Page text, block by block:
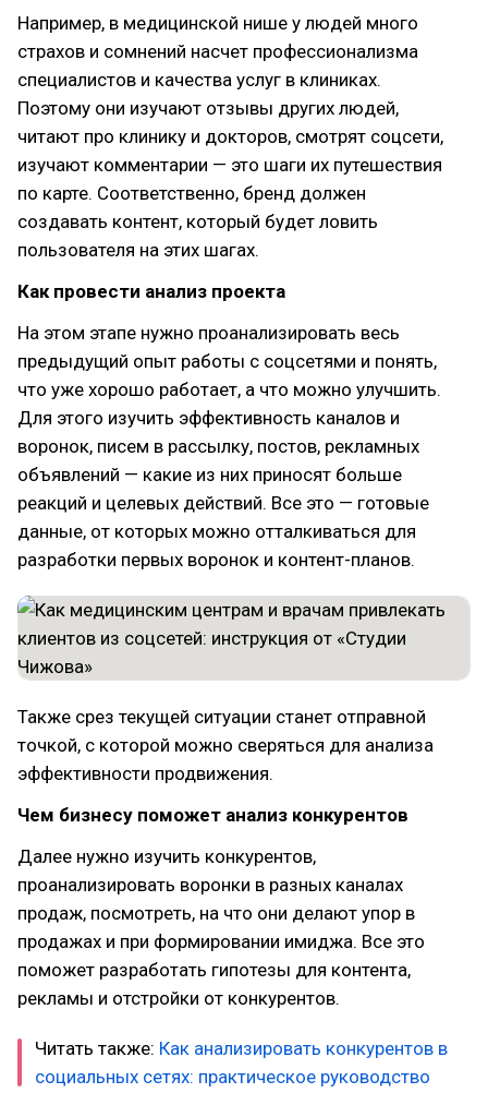
Например, в медицинской нише у людей много
страхов и сомнений насчет профессионализма
специалистов и качества услуг в клиниках.
Поэтому они изучают отзывы других людей,
читают про клинику и докторов, смотрят соцсети,
изучают комментарии — это шаги их путешествия
по карте. Соответственно, бренд должен
создавать контент, который будет ловить
пользователя на этих шагах.
Как провести анализ проекта
На этом этапе нужно проанализировать весь
предыдущий опыт работы с соцсетями и понять,
что уже хорошо работает, а что можно улучшить.
Для этого изучить эффективность каналов и
воронок, писем в рассылку, постов, рекламных
объявлений — какие из них приносят больше
реакций и целевых действий. Все это — готовые
данные, от которых можно отталкиваться для
разработки первых воронок и контент-планов.
Также срез текущей ситуации станет отправной
точкой, с которой можно сверяться для анализа
эффективности продвижения.
Чем бизнесу поможет анализ конкурентов
Далее нужно изучить конкурентов,
проанализировать воронки в разных каналах
продаж, посмотреть, на что они делают упор в
продажах и при формировании имиджа. Все это
поможет разработать гипотезы для контента,
рекламы и отстройки от конкурентов.
Читать также: Как анализировать конкурентов в
социальных сетях: практическое руководство